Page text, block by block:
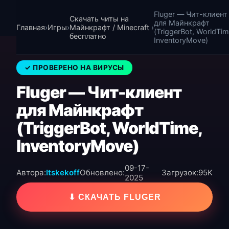
Главная›Игры›
Скачать читы на
Майнкрафт / Minecraft
бесплатно
›
Fluger — Чит-клиент
для Майнкрафт
(TriggerBot,
InventoryMove)
✓ ПРОВЕРЕНО НА ВИРУСЫ
Fluger — Чит-клиент
для Майнкрафт
(TriggerBot, WorldTime,
InventoryMove)
Автора:ItskekoffОбновлено:09-17-
2025
Загрузок:95K
⬇ СКАЧАТЬ FLUGER